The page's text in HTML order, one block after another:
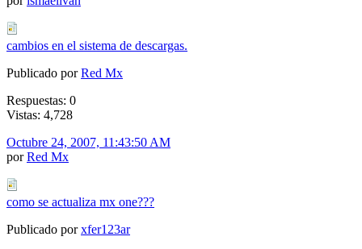
cambios en el sistema de descargas.
Publicado porRed Mx
Respuestas: 0
Vistas: 4,728
Octubre 24, 2007, 11:43:50 AM
porRed Mx
como se actualiza mx one???
Publicado porxfer123ar